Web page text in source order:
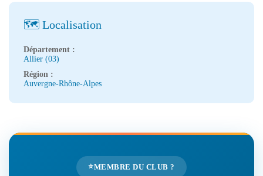
🗺️ Localisation
Département :
Allier (03)
Région :
Auvergne-Rhône-Alpes
⭐MEMBRE DU CLUB ?